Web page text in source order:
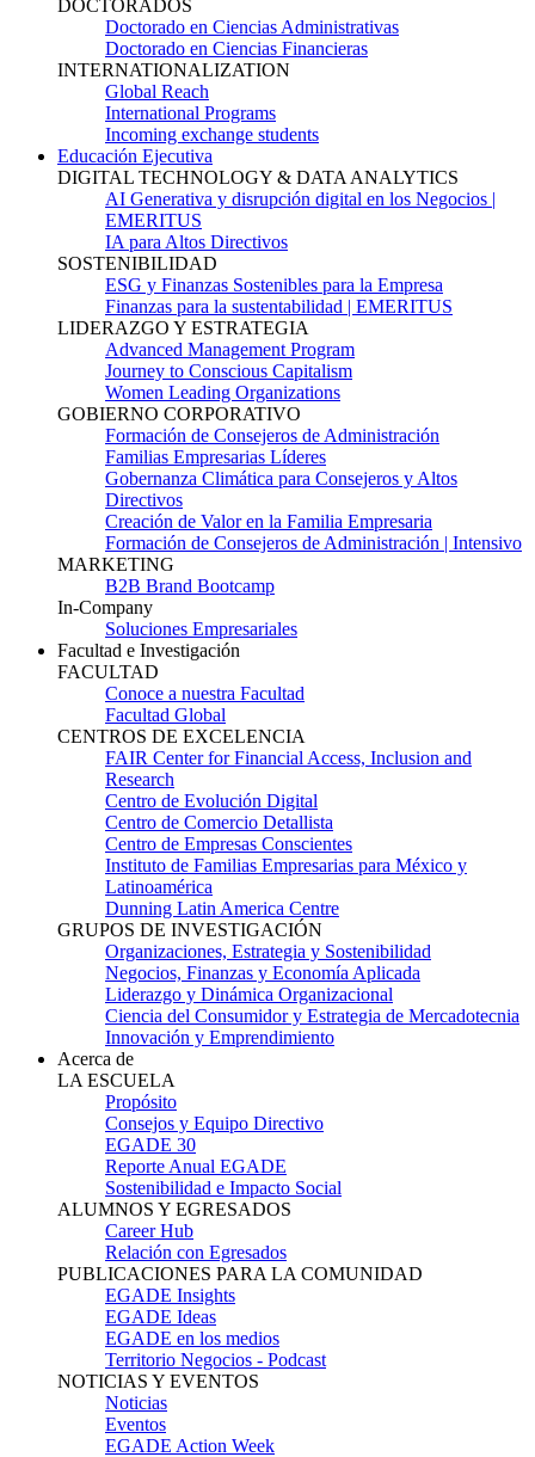
DOCTORADOS
Doctorado en Ciencias Administrativas
Doctorado en Ciencias Financieras
INTERNATIONALIZATION
Global Reach
International Programs
Incoming exchange students
Educación Ejecutiva
DIGITAL TECHNOLOGY & DATA ANALYTICS
AI Generativa y disrupción digital en los Negocios |
EMERITUS
IA para Altos Directivos
SOSTENIBILIDAD
ESG y Finanzas Sostenibles para la Empresa
Finanzas para la sustentabilidad | EMERITUS
LIDERAZGO Y ESTRATEGIA
Advanced Management Program
Journey to Conscious Capitalism
Women Leading Organizations
GOBIERNO CORPORATIVO
Formación de Consejeros de Administración
Familias Empresarias Líderes
Gobernanza Climática para Consejeros y Altos
Directivos
Creación de Valor en la Familia Empresaria
Formación de Consejeros de Administración | Intensivo
MARKETING
B2B Brand Bootcamp
In-Company
Soluciones Empresariales
Facultad e Investigación
FACULTAD
Conoce a nuestra Facultad
Facultad Global
CENTROS DE EXCELENCIA
FAIR Center for Financial Access, Inclusion and
Research
Centro de Evolución Digital
Centro de Comercio Detallista
Centro de Empresas Conscientes
Instituto de Familias Empresarias para México y
Latinoamérica
Dunning Latin America Centre
GRUPOS DE INVESTIGACIÓN
Organizaciones, Estrategia y Sostenibilidad
Negocios, Finanzas y Economía Aplicada
Liderazgo y Dinámica Organizacional
Ciencia del Consumidor y Estrategia de Mercadotecnia
Innovación y Emprendimiento
Acerca de
LA ESCUELA
Propósito
Consejos y Equipo Directivo
EGADE 30
Reporte Anual EGADE
Sostenibilidad e Impacto Social
ALUMNOS Y EGRESADOS
Career Hub
Relación con Egresados
PUBLICACIONES PARA LA COMUNIDAD
EGADE Insights
EGADE Ideas
EGADE en los medios
Territorio Negocios - Podcast
NOTICIAS Y EVENTOS
Noticias
Eventos
EGADE Action Week